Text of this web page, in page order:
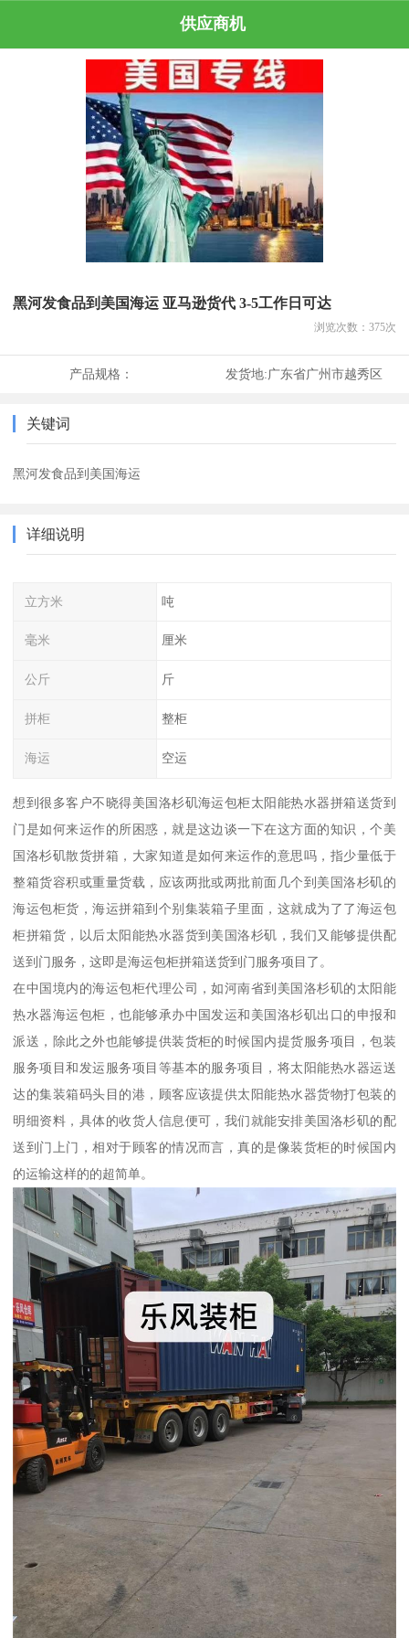
供应商机
黑河发食品到美国海运 亚马逊货代 3-5工作日可达
浏览次数： 375次
产品规格： 发货地:广东省广州市越秀区
关键词
黑河发食品到美国海运
详细说明
立方米 吨
毫米 厘米
公斤 斤
拼柜 整柜
海运 空运
想到很多客户不晓得美国洛杉矶海运包柜太阳能热水器拼箱送货到
门是如何来运作的所困惑，就是这边谈一下在这方面的知识，个美
国洛杉矶散货拼箱，大家知道是如何来运作的意思吗，指少量低于
整箱货容积或重量货载，应该两批或两批前面几个到美国洛杉矶的
海运包柜货，海运拼箱到个别集装箱子里面，这就成为了了海运包
柜拼箱货，以后太阳能热水器货到美国洛杉矶，我们又能够提供配
送到门服务，这即是海运包柜拼箱送货到门服务项目了。
在中国境内的海运包柜代理公司，如河南省到美国洛杉矶的太阳能
热水器海运包柜，也能够承办中国发运和美国洛杉矶出口的申报和
派送，除此之外也能够提供装货柜的时候国内提货服务项目，包装
服务项目和发运服务项目等基本的服务项目，将太阳能热水器运送
达的集装箱码头目的港，顾客应该提供太阳能热水器货物打包装的
明细资料，具体的收货人信息便可，我们就能安排美国洛杉矶的配
送到门上门，相对于顾客的情况而言，真的是像装货柜的时候国内
的运输这样的的超简单。